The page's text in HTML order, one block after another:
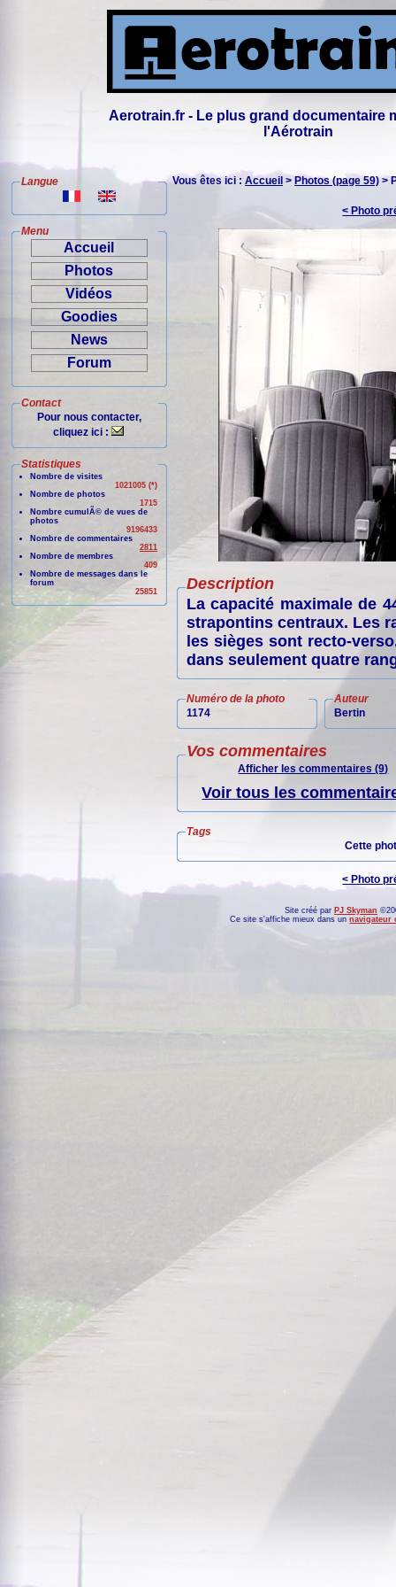
Aerotrain.fr - Le plus grand documentaire
l'Aérotrain
Langue
Menu
Accueil
Photos
Vidéos
Goodies
News
Forum
Contact
Pour nous contacter,
cliquez ici :
Statistiques
Nombre de visites
1021005 (*)
Nombre de photos
1715
Nombre cumulÃ© de vues de
photos
9196433
Nombre de commentaires
2811
Nombre de membres
409
Nombre de messages dans le
forum
25851
Vous êtes ici : Accueil > Photos (page 59) >
< Photo
Description
La capacité maximale de
strapontins centraux. Les
les sièges sont recto-
dans seulement quatre
Numéro de la photo
1174
Auteur
Bertin
Vos commentaires
Afficher les commentaires (9)
Voir tous les
Tags
Cette
< Photo
Site créé par PJ Skyman
Ce site s'affiche mieux dans unnavigateur